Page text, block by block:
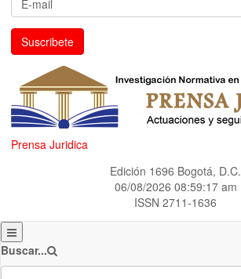
Prensa Juridica
Edición 1696 Bogotá, D.C.
06/08/2026 08:59:17 am
ISSN 2711-1636
Buscar...